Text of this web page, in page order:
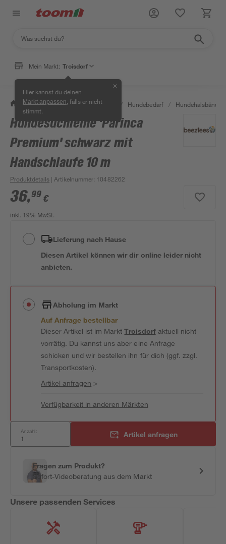
Mein Markt: Troisdorf
Hier kannst du deinen
Markt anpassen , falls er nicht
stimmt.
✕
/ Garten & Freizeit / Tierbedarf / Hundebedarf / Hundehalsbänder
Hundesuchleine 'Parinca
Premium' schwarz mit
Handschlaufe 10 m
Produktdetails | Artikelnummer: 10482262
36,99 €
inkl. 19% MwSt.
Lieferung nach Hause
Diesen Artikel können wir dir online leider nicht
anbieten.
Abholung im Markt
Auf Anfrage bestellbar
Dieser Artikel ist im MarktTroisdorfaktuell nicht
vorrätig. Du kannst uns aber eine Anfrage
schicken und wir bestellen ihn für dich (ggf. zzgl.
Transportkosten).
Artikel anfragen >
Verfügbarkeit in anderen Märkten
Anzahl: Artikel anfragen
Fragen zum Produkt?
Sofort-Videoberatung aus dem Markt
Unsere passenden Services